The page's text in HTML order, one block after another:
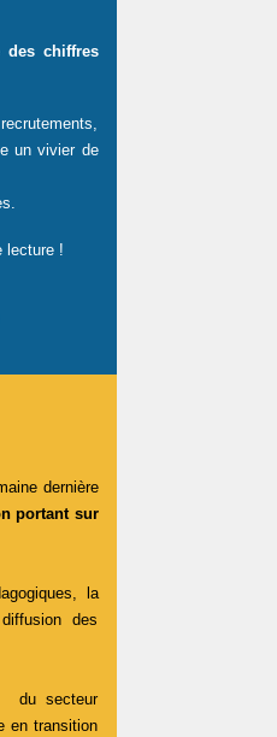
des chiffres
un vivier de
lecture !
dernière
portant sur
la
des
du secteur
en transition